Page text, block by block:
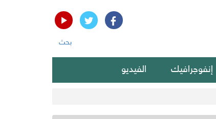
بحث
إنفوجرافيك الفيديو